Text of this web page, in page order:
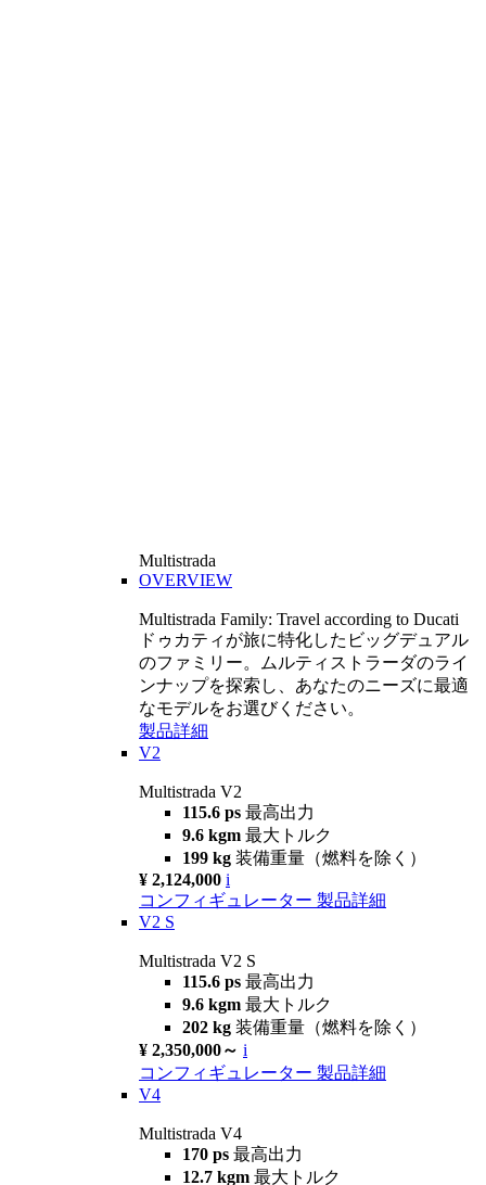
Multistrada
OVERVIEW
Multistrada Family: Travel according to Ducati
ドゥカティが旅に特化したビッグデュアル
のファミリー。ムルティストラーダのライ
ンナップを探索し、あなたのニーズに最適
なモデルをお選びください。
製品詳細
V2
Multistrada V2
115.6 ps 最高出力
9.6 kgm 最大トルク
199 kg 装備重量（燃料を除く）
¥ 2,124,000 i
コンフィギュレーター 製品詳細
V2 S
Multistrada V2 S
115.6 ps 最高出力
9.6 kgm 最大トルク
202 kg 装備重量（燃料を除く）
¥ 2,350,000～ i
コンフィギュレーター 製品詳細
V4
Multistrada V4
170 ps 最高出力
12.7 kgm 最大トルク